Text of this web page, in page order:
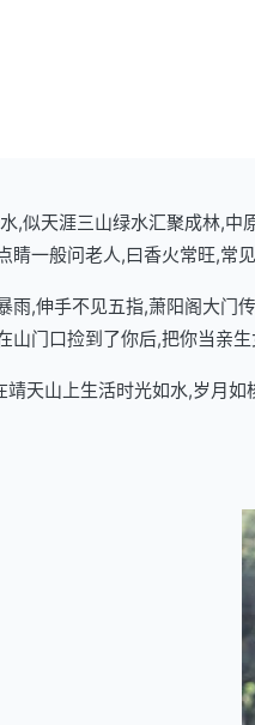
,似天涯三山绿水汇聚成林,
睛一般问老人,曰香火常旺,常
雨,伸手不见五指,萧阳阁大门
山门口捡到了你后,把你当亲生
靖天山上生活时光如水,岁月